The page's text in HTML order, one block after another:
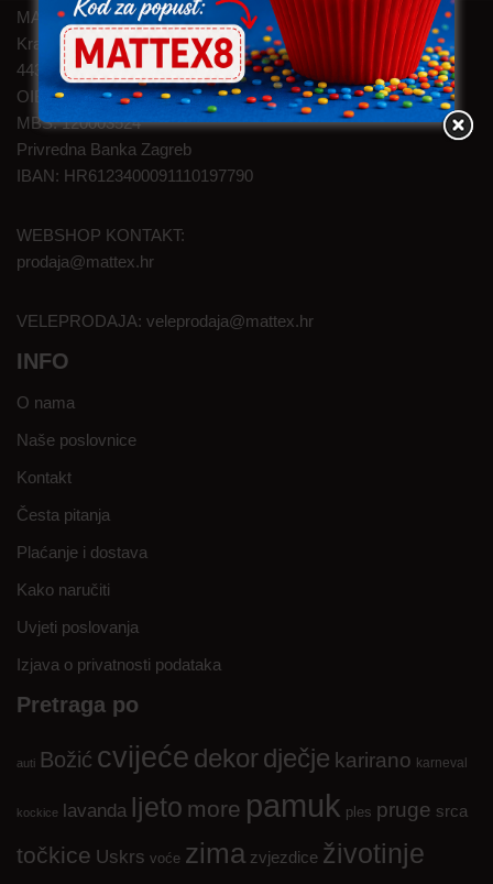
MAT TEXTILE d.o.o.
Kralja Zvonimira 46
44320 Kutina
OIB: 05145374626
MBS: 120003524
Privredna Banka Zagreb
IBAN: HR6123400091110197790
WEBSHOP KONTAKT:
prodaja@mattex.hr
VELEPRODAJA: veleprodaja@mattex.hr
INFO
O nama
Naše poslovnice
Kontakt
Česta pitanja
Plaćanje i dostava
Kako naručiti
Uvjeti poslovanja
Izjava o privatnosti podataka
Pretraga po
auti Božić cvijeće dekordječje karirano karneval
kockice lavanda ljeto more pamuk ples pruge srca
točkice Uskrs voće zima zvjezdice životinje